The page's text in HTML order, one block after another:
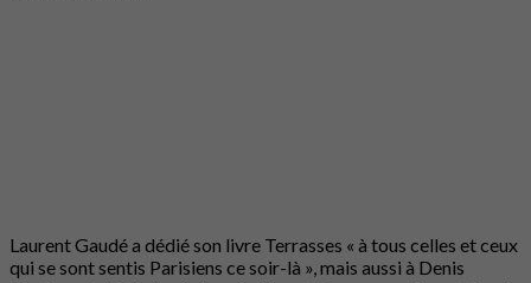
Laurent Gaudé a dédié son livre Terrasses « à tous celles et ceux
qui se sont sentis Parisiens ce soir-là », mais aussi à Denis